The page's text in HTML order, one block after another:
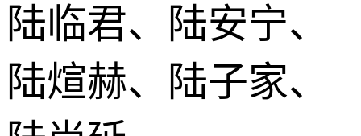
陆临君、陆安宁、
陆煊赫、陆子家、